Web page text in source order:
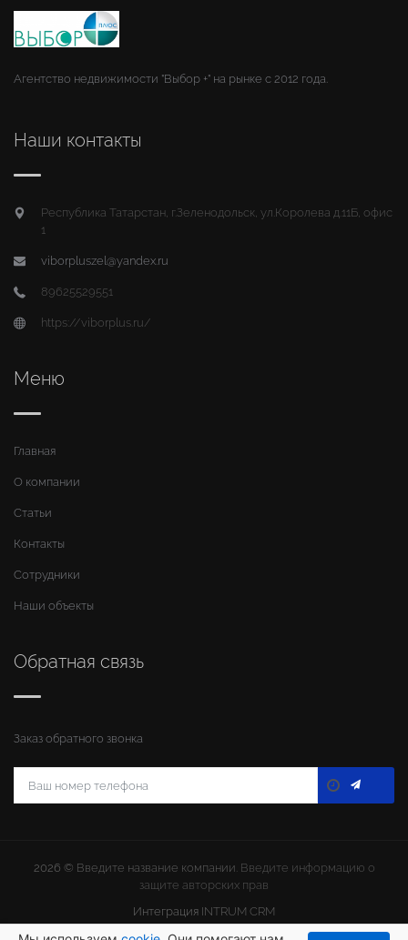
Агентство недвижимости "Выбор +" на рынке с 2012 года.
Наши контакты
Республика Татарстан, г.Зеленодольск, ул.Королева д.11Б, офис
1
viborpluszel@yandex.ru
89625529551
https://viborplus.ru/
Меню
Главная
О компании
Статьи
Контакты
Сотрудники
Наши объекты
Обратная связь
Заказ обратного звонка
2026 © Введите название компании. Введите информацию о
защите авторских прав
Интеграция INTRUM CRM